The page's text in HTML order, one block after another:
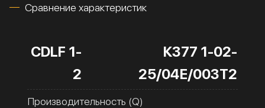
Сравнение характеристик
CDLF 1-
2
К377 1-02-
25/04Е/003Т2
Производительность (Q)